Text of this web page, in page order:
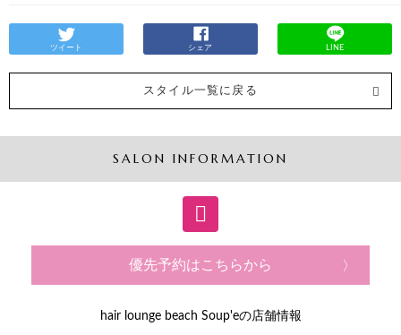
ツイート シェア LINE
スタイル一覧に戻る
SALON INFORMATION
優先予約はこちらから
hair lounge beach Soup'eの店舗情報